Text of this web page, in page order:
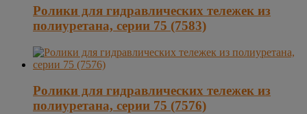
Ролики для гидравлических тележек из
полиуретана, серии 75 (7583)
Ролики для гидравлических тележек из
полиуретана, серии 75 (7576)